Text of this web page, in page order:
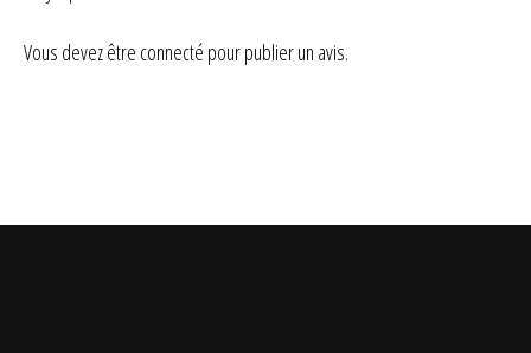
Vous devez être connecté pour publier un avis.